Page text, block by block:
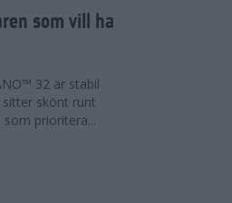
som vill ha
32 är stabil
skönt runt
prioritera...